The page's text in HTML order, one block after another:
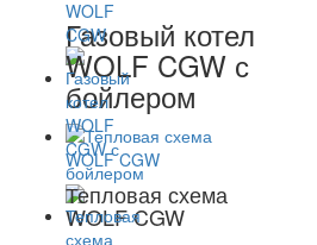
Газовый котел
WOLF CGW с
бойлером
Тепловая схема
WOLF CGW